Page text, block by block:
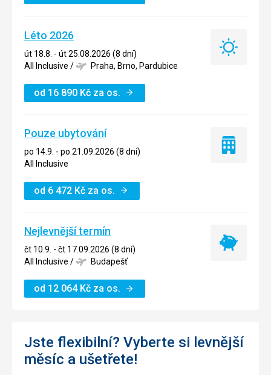
Léto 2026
út 18.8. - út 25.08.2026 (8 dní)
All Inclusive / Praha, Brno, Pardubice
od 16 890 Kč za os.
Léto
Pouze ubytování
po 14.9. - po 21.09.2026 (8 dní)
All Inclusive
od 6 472 Kč za os.
Pouze
Nejlevnější termín
čt 10.9. - čt 17.09.2026 (8 dní)
All Inclusive / Budapešť
od 12 064Kč za os.
Nejlevnější
Jste flexibilní? Vyberte si levnější
měsíc a ušetřete!